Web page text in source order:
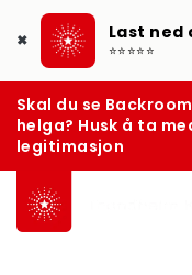
✖ Last ned
⭐⭐⭐⭐⭐
Skal du se
helga? Husk å ta
legitimasjon